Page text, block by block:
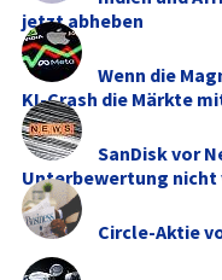
jetzt abheben
Wenn die
KI-Crash die Märkte
SanDisk vor
Unterbewertung nicht
Circle-Aktie